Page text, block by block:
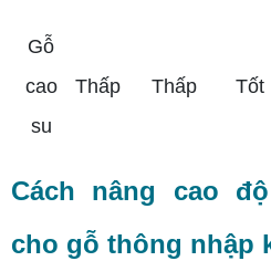
Gỗ
cao
su
Thấp Thấp Tốt
Cách nâng cao
cho gỗ thông nhập